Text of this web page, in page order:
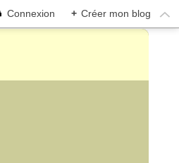
Connexion + Créer mon blog